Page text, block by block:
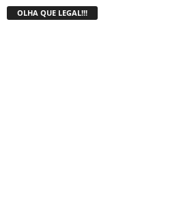
OLHA QUE LEGAL!!!